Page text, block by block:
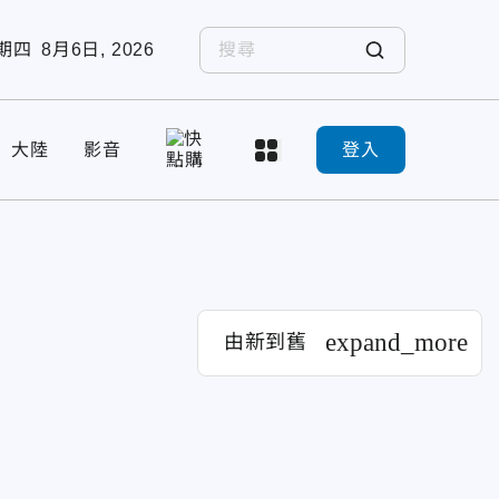
四 8月6日, 2026
大陸 影音 登入
由新到舊 expand_more